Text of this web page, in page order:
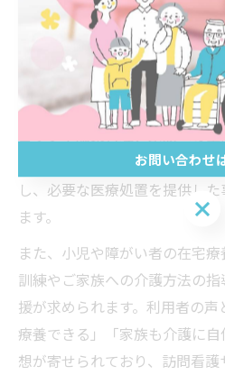
在宅療養を支える訪問看護の
実際の訪問看護ステーション
えるために多様な実践がなさ
性疾患を抱える高齢者に対し
ェックや服薬管理、家族への
す。急な体調変化があった際に
し、必要な医療処置を提供し
ます。
また、小児や障がい者の在宅
訓練やご家族への介護方法の
援が求められます。利用者の
療養できる」「家族も介護に
想が寄せられており、訪問看
お問い合わせ
お問い合わせ